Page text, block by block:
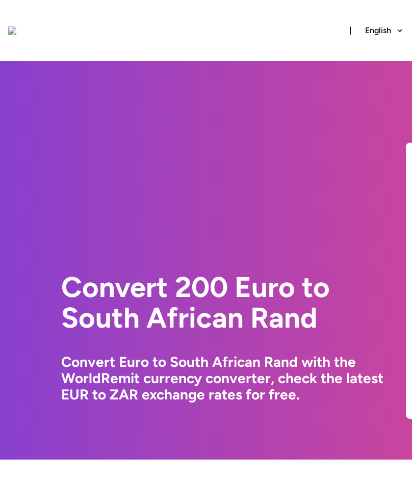
English
Convert 200 Euro to
South African Rand
Convert Euro to South African Rand with the
WorldRemit currency converter, check the latest
EUR to ZAR exchange rates for free.